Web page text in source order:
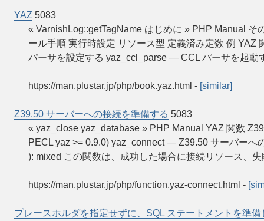
YAZ 5083
« VarnishLog::getTagName はじめに » PHP Manual
ール手順 実行時設定 リソース型 定義済み定数 例
パーサを設定する yaz_ccl_parse — CCL パーサを起動
https://man.plustar.jp/php/book.yaz.html - [similar]
Z39.50 サーバーへの接続を準備する 5083
« yaz_close yaz_database » PHP Manual YAZ 関数
PECL yaz >= 0.9.0) yaz_connect — Z39.50 サーバーへ
): mixed この関数は、成功した場合に接続リソース、
https://man.plustar.jp/php/function.yaz-connect.html -
プレースホルダを指定せずに、SQL ステートメントを準